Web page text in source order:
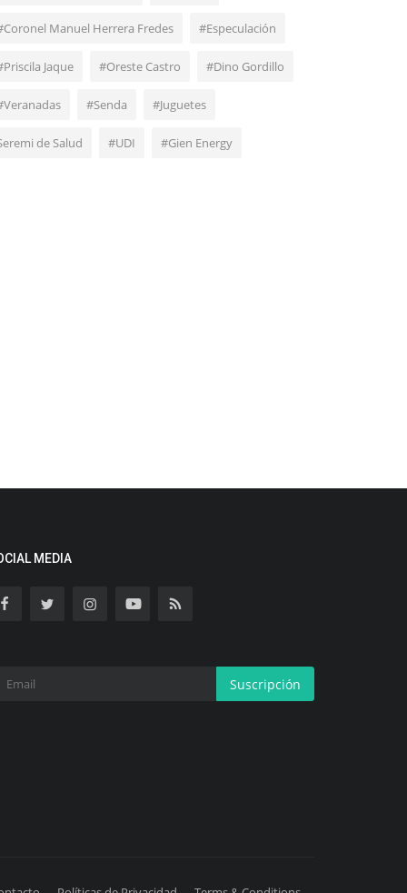
Manuel Herrera Fredes #Especulación
Jaque #Oreste Castro #Dino Gordillo
#Senda #Juguetes
de Salud #UDI #Gien Energy
MEDIA
Suscripción